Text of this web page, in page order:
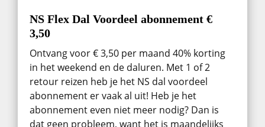
NS Flex Dal Voordeel abonnement €
3,50
Ontvang voor € 3,50 per maand 40% korting
in het weekend en de daluren. Met 1 of 2
retour reizen heb je het NS dal voordeel
abonnement er vaak al uit! Heb je het
abonnement even niet meer nodig? Dan is
dat geen probleem, want het is maandelijks